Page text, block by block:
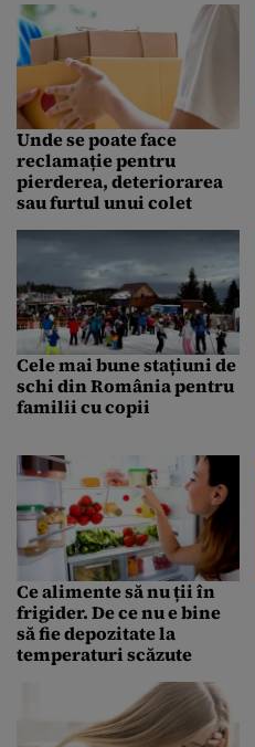
Unde se poate face
reclamație pentru
pierderea, deteriorarea
sau furtul unui colet
Cele mai bune stațiuni de
schi din România pentru
familii cu copii
Ce alimente să nu ții în
frigider. De ce nu e bine
să fie depozitate la
temperaturi scăzute